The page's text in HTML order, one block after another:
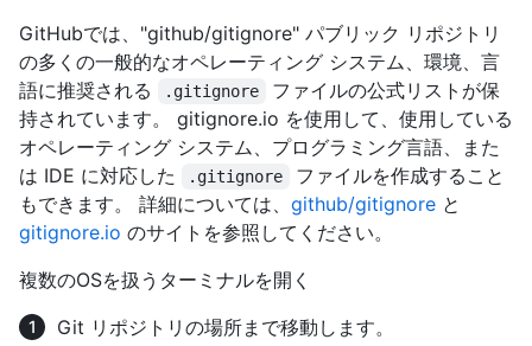
GitHubでは、"github/gitignore" パブリック リポジトリ
の多くの一般的なオペレーティング システム、環境、言
語に推奨される
.gitignore
ファイルの公式リストが保
持されています。 gitignore.io を使用して、使用している
オペレーティング システム、プログラミング言語、また
は IDE に対応した
.gitignore
ファイルを作成すること
もできます。 詳細については、 github/gitignore と
gitignore.io のサイトを参照してください。
複数のOSを扱うターミナルを開く
Git リポジトリの場所まで移動します。